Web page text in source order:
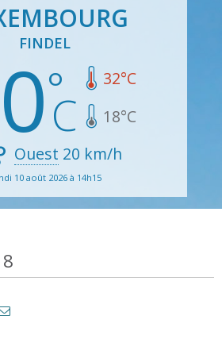
FINDEL
32°C
18°C
Ouest 20 km/h
10 août 2026 à 14h15